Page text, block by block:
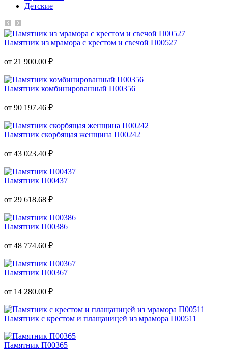
Детские
Памятник из мрамора с крестом и свечой П00527
от 21 900.00 ₽
Памятник комбинированный П00356
от 90 197.46 ₽
Памятник скорбящая женщина П00242
от 43 023.40 ₽
Памятник П00437
от 29 618.68 ₽
Памятник П00386
от 48 774.60 ₽
Памятник П00367
от 14 280.00 ₽
Памятник с крестом и плащаницей из мрамора П00511
Памятник П00365